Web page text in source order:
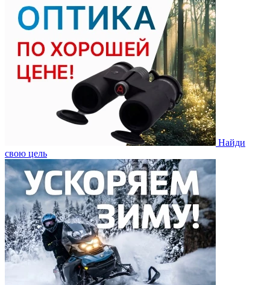
Найди
свою цель